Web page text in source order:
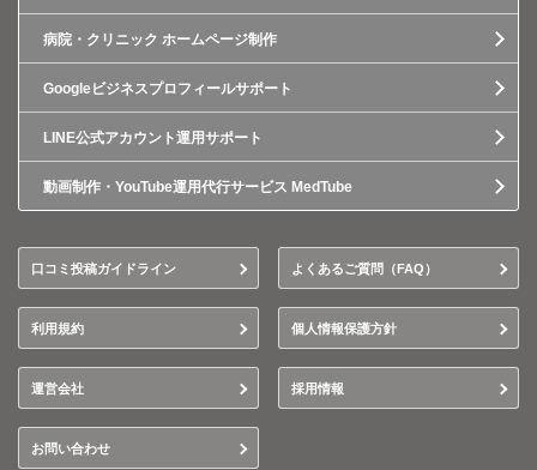
病院・クリニック ホームページ制作
Googleビジネスプロフィールサポート
LINE公式アカウント運用サポート
動画制作・YouTube運用代行サービス MedTube
口コミ投稿ガイドライン よくあるご質問（FAQ）
利用規約 個人情報保護方針
運営会社 採用情報
お問い合わせ